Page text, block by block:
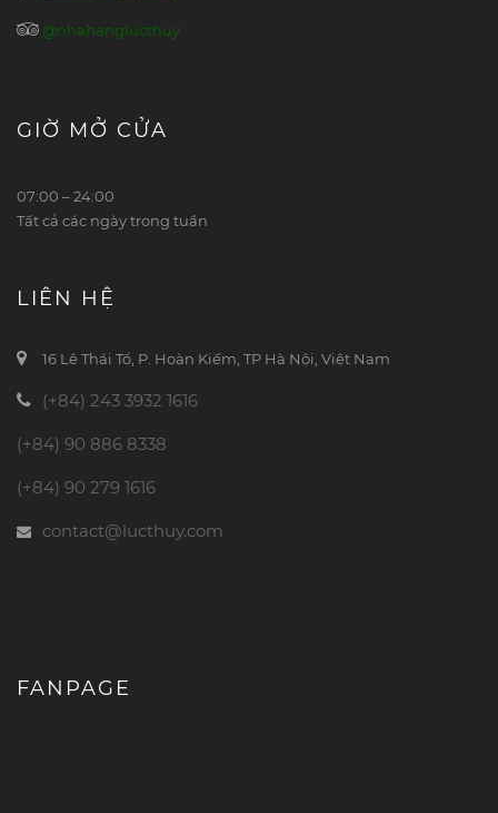
@nhahanglucthuy
GIỜ MỞ CỬA
07:00 – 24:00
Tất cả các ngày trong tuần
LIÊN HỆ
16 Lê Thái Tổ, P. Hoàn Kiếm, TP Hà Nội, Việt Nam
(+84) 243 3932 1616
(+84) 90 886 8338
(+84) 90 279 1616
contact@lucthuy.com
FANPAGE